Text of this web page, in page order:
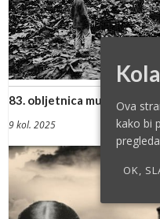
83. obljetnica mučeničke
9 kol. 2025
Ova
kako bi
OK,